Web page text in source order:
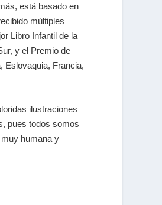
está basado en
múltiples
Libro Infantil de la
y el Premio de
Eslovaquia, Francia,
ilustraciones
pues todos somos
humana y